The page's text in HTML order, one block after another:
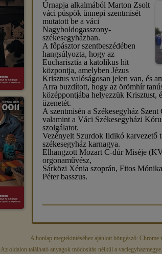
Úrnapja alkalmából Marton Zsolt
váci püspök ünnepi szentmisét
mutatott be a váci
Nagyboldogasszony-
székesegyházban.
A főpásztor szentbeszédében
hangsúlyozta, hogy az
Eucharisztia a katolikus hit
központja, amelyben Jézus
Krisztus valóságosan jelen van, és
Arra buzdított, hogy az örömhír
középpontjába helyezzük Krisztust,
üzenetét.
A szentmisén a Székesegyház
valamint a Váci Székesegyházi
szolgálatot.
Vezényelt Szurdok Ildikó karvezető
székesegyház karnagya.
Elhangzott Mozart C-dúr Miséje
orgonaművész,
Sárközi Xénia szoprán, Fitos
Péter basszus.
A honlap megtekintéséhez ajánlott böngésző:
Az oldalon található anyagok módosítás nélkül a